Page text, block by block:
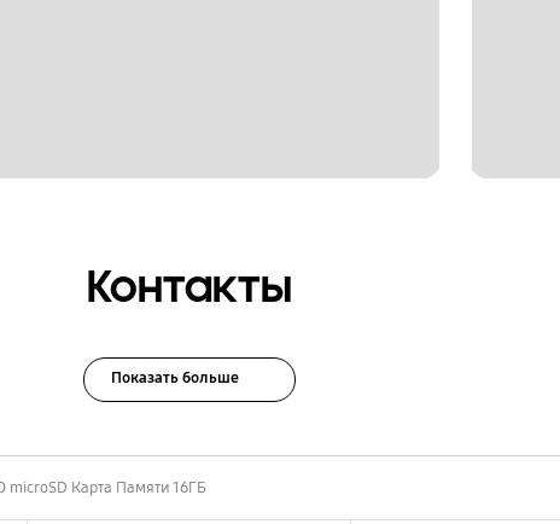
Контакты
Показать больше
microSD Карта Памяти 16ГБ